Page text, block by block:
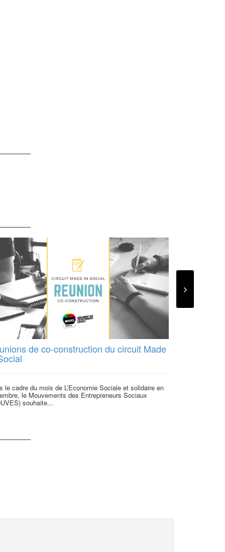
de co-construction du circuit Made
le cadre du mois de L’Economie Sociale et solidaire en
le Mouvements des Entrepreneurs Sociaux
souhaite...